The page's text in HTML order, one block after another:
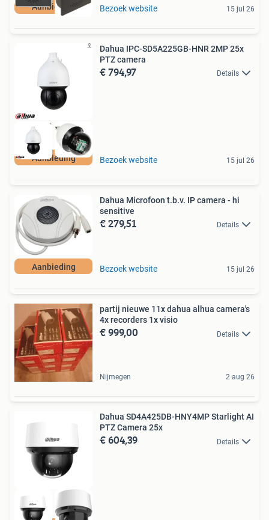
Aanbieding Bezoek website 15 jul 26
Aanbieding
Dahua IPC-SD5A225GB-HNR 2MP 25x
PTZ camera
€ 794,97 Details
Bezoek website 15 jul 26
Aanbieding
Dahua Microfoon t.b.v. IP camera - hi
sensitive
€ 279,51 Details
Bezoek website 15 jul 26
partij nieuwe 11x dahua alhua camera's
4x recorders 1x visio
€ 999,00 Details
Nijmegen 2 aug 26
Dahua SD4A425DB-HNY4MP Starlight AI
PTZ Camera 25x
€ 604,39 Details